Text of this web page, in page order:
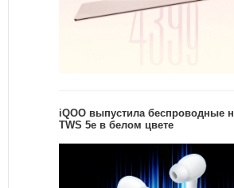
iQOO выпустила беспроводные
TWS 5e в белом цвете